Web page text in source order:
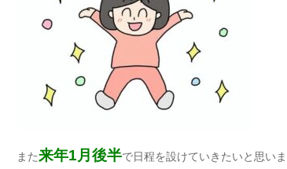
また来年1月後半で日程を設けていきたいと思い